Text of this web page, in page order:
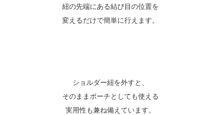
紐の先端にある結び目の位置を
変えるだけで簡単に行えます。
ショルダー紐を外すと、
そのままポーチとしても使える
実用性も兼ね備えています。